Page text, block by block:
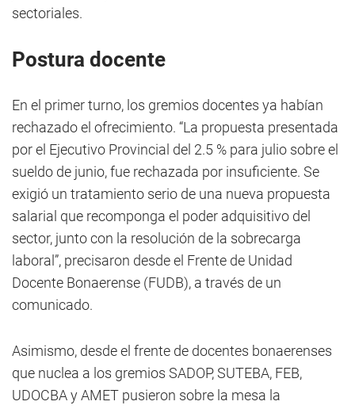
sectoriales.
Postura docente
En el primer turno, los gremios docentes ya habían
rechazado el ofrecimiento. “La propuesta presentada
por el Ejecutivo Provincial del 2.5 % para julio sobre el
sueldo de junio, fue rechazada por insuficiente. Se
exigió un tratamiento serio de una nueva propuesta
salarial que recomponga el poder adquisitivo del
sector, junto con la resolución de la sobrecarga
laboral”, precisaron desde el Frente de Unidad
Docente Bonaerense (FUDB), a través de un
comunicado.
Asimismo, desde el frente de docentes bonaerenses
que nuclea a los gremios SADOP, SUTEBA, FEB,
UDOCBA y AMET pusieron sobre la mesa la